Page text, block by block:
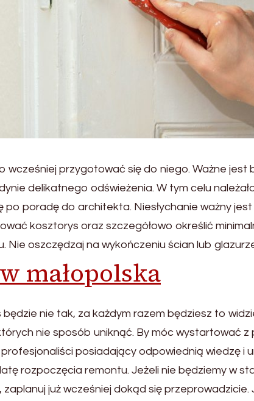
wcześniej przygotować się do niego. Ważne jest
delikatnego odświeżenia. W tym celu
po poradę do architekta. Niesłychanie ważny
kosztorys oraz szczegółowo określić
oszczędzaj na wykończeniu ścian lub
małopolska
nie tak, za każdym razem będziesz to
nie sposób uniknąć. By móc wystartować z
posiadający odpowiednią wiedzę i
rozpoczęcia remontu. Jeżeli nie będziemy w
już wcześniej dokąd się przeprowadzicie.